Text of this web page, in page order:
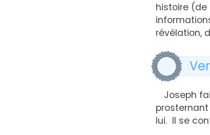
histoire (de
révélation,
Joseph
lui. Il se